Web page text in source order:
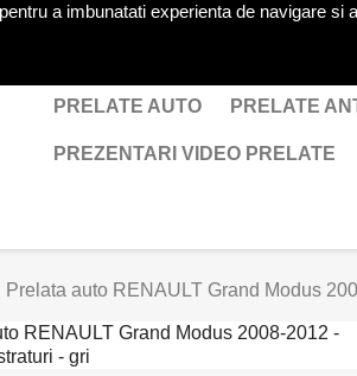
PRELATE AUTO PRELATE
PREZENTARI VIDEO PRELATE
Prelata auto RENAULT Grand Modus
a imbunatati experienta de navigare